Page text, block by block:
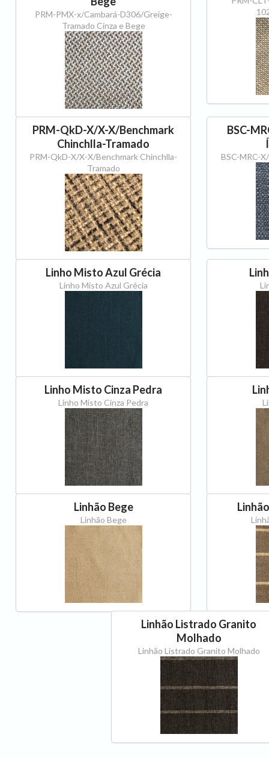
PRM-PMX-x/Cambará-D306/Greige-
Tramado Cinza e Bege
PRM-QkD-X/X-X/Benchmark
Chinchlla-Tramado
PRM-QkD-X/X-X/Benchmark Chinchlla-
Tramado
BSC-
BSC-MRC-
Linho Misto Azul Grécia
Linho Misto Azul Grécia
Linho Misto Cinza Pedra
Linho Misto Cinza Pedra
Linhão Bege
Linhão Bege
Linhão Listrado Granito
Molhado
Linhão Listrado Granito Molhado